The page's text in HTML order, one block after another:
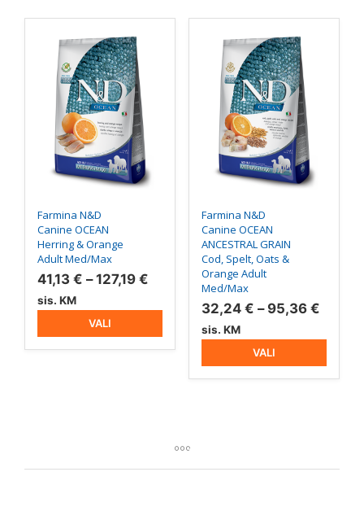
Farmina N&D
Canine OCEAN
Herring & Orange
Adult Med/Max
41,13 € – 127,19 € Hinnavahemik:
127,19 €
sis. KM
VALI
Sellel
tootel
mitu
varianti.
Valikuid
saab
teha
tootelehel.
Farmina N&D
Canine OCEAN
ANCESTRAL GRAIN
Cod, Spelt, Oats &
Orange Adult
Med/Max
32,24 € – 95,36 €
95,36
sis. KM
VALI
Sellel
tootel
mitu
varianti.
Valikuid
saab
teha
tootelehel.